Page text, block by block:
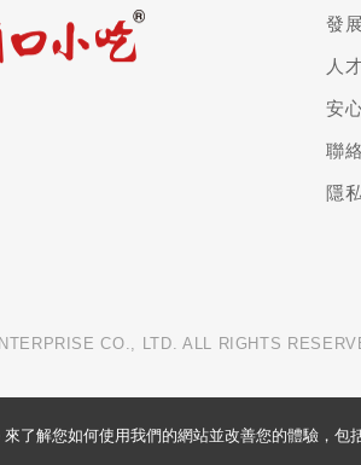
發
人
安
聯
隱
CO., LTD. ALL RIGHTS
了解您如何使用我們的網站並改善您的體驗，